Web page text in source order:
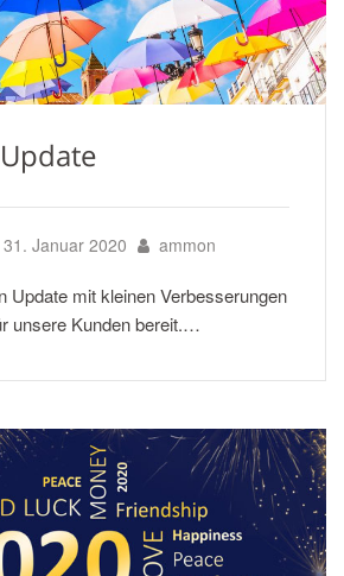
31. Januar 2020 ammon
Update mit kleinen Verbesserungen
unsere Kunden bereit.…